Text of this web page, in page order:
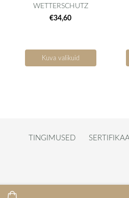
WETTERSCHUTZ
€34,60
Kuva valikuid
TINGIMUSED